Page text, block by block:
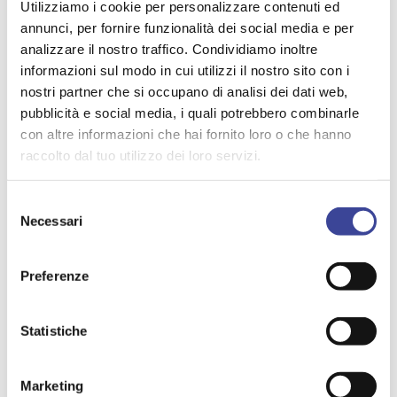
Utilizziamo i cookie per personalizzare contenuti ed
annunci, per fornire funzionalità dei social media e per
analizzare il nostro traffico. Condividiamo inoltre
informazioni sul modo in cui utilizzi il nostro sito con i
nostri partner che si occupano di analisi dei dati web,
pubblicità e social media, i quali potrebbero combinarle
con altre informazioni che hai fornito loro o che hanno
raccolto dal tuo utilizzo dei loro servizi.
delNecessari
Preferenze
Statistiche
Marketing
Comuni nella costruzione di
comunità più inclusive
29/6/2026
WELFARE
Sicurezza sul lavoro, Anci:
“Servono più strumenti per i